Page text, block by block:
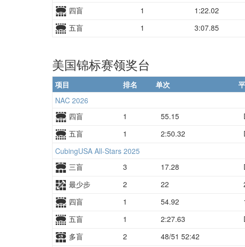
四盲
1 1:22.02
五盲 1 3:07.85
美国锦标赛领奖台
项目 排名 单次
NAC 2026
四盲
1 55.15
五盲 1 2:50.32
CubingUSA All-Stars 2025
三盲
3 17.28
最少步 2 22
四盲 1 54.92
五盲 1 2:27.63
多盲 2 48/51 52:42